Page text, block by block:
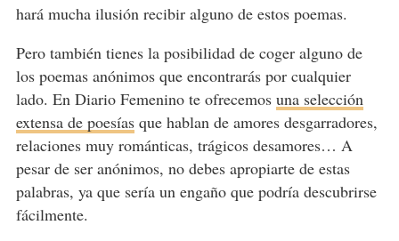
hará mucha ilusión recibir alguno de estos poemas.
Pero también tienes la posibilidad de coger alguno de
los poemas anónimos que encontrarás por cualquier
lado. En Diario Femenino te ofrecemos una selección
extensa de poesíasque hablan de amores desgarradores,
relaciones muy románticas, trágicos desamores… A
pesar de ser anónimos, no debes apropiarte de estas
palabras, ya que sería un engaño que podría descubrirse
fácilmente.